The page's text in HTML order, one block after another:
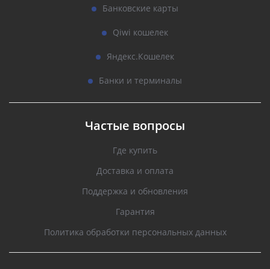
Банковские карты
Qiwi кошелек
Яндекс.Кошелек
Банки и терминалы
Частые вопросы
Где купить
Доставка и оплата
Поддержка и обновления
Гарантия
Политика обработки персональных данных